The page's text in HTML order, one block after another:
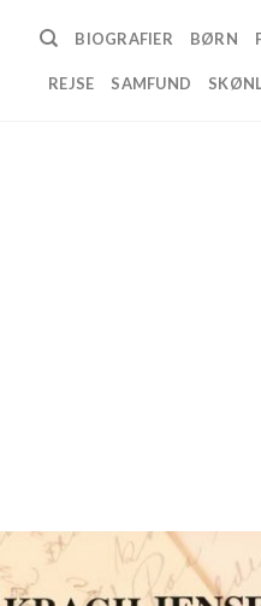
BIOGRAFIER BØRN
REJSE SAMFUND